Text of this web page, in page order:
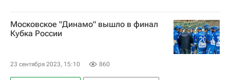
Московское "Динамо" вышло в финал
Кубка России
23 сентября 2023, 15:10 860